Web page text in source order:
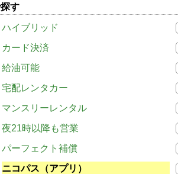
す
ハイブリッド
カード決済
給油可能
宅配レンタカー
マンスリーレンタル
夜21時以降も営業
パーフェクト補償
ニコパス（アプリ）